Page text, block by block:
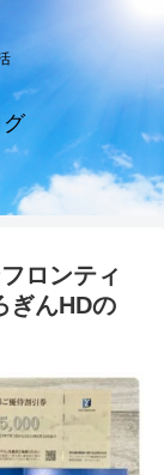
ロンティ
ぎんHDの